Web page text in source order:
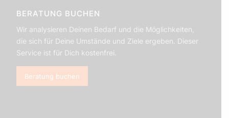
BERATUNG BUCHEN
Wir analysieren Deinen Bedarf und die Möglichkeiten,
die sich für Deine Umstände und Ziele ergeben. Dieser
Service ist für Dich kostenfrei.
Beratung buchen